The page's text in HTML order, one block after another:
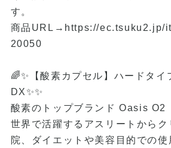
す。
商品URL→ https://ec.tsuku2.jp/
20050
🌈✨【酸素カプセル】ハードタ
DX✨✨
酸素のトップブランド Oasis O2
世界で活躍するアスリートからク
院、ダイエットや美容目的での